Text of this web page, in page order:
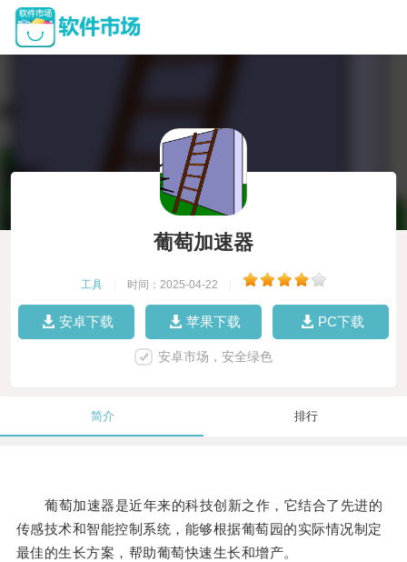
葡萄加速器
工具 时间：2025-04-22
安卓下载 苹果下载 PC下载
安卓市场，安全绿色
简介 排行
葡萄加速器是近年来的科技创新之作，它结合了先进的
传感技术和智能控制系统，能够根据葡萄园的实际情况制定
最佳的生长方案，帮助葡萄快速生长和增产。